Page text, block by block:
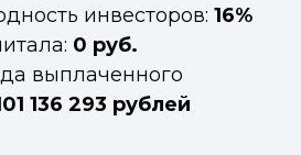
инвесторов: 16%
0 руб.
выплаченного
136 293 рублей